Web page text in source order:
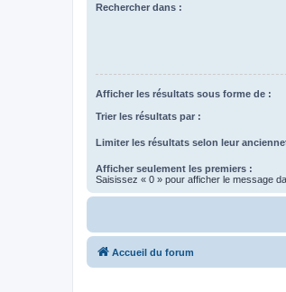
Rechercher dans :
Afficher les résultats sous forme de :
Trier les résultats par :
Limiter les résultats selon leur
Afficher seulement les premiers :
Saisissez « 0 » pour afficher le message
Accueil du forum